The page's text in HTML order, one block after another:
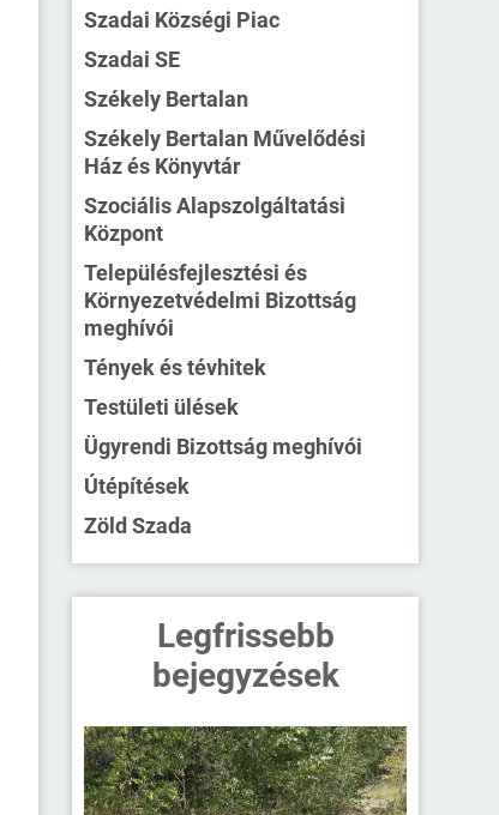
Szadai Községi Piac
Szadai SE
Székely Bertalan
Székely Bertalan Művelődési
Ház és Könyvtár
Szociális Alapszolgáltatási
Központ
Településfejlesztési és
Környezetvédelmi Bizottság
meghívói
Tények és tévhitek
Testületi ülések
Ügyrendi Bizottság meghívói
Útépítések
Zöld Szada
Legfrissebb
bejegyzések